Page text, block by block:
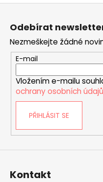
Z
Odebírat
Nezmeškejte žádné
E-mail
Vložením e-mailu
ochrany osobních údajů
PŘIHLÁSIT SE
Kontakt